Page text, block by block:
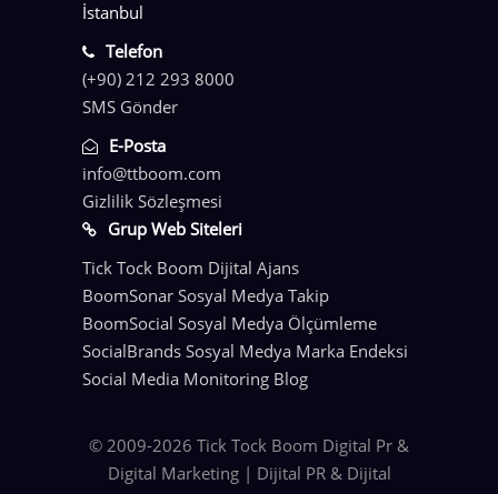
İstanbul
Telefon
(+90) 212 293 8000
SMS Gönder
E-Posta
info@ttboom.com
Gizlilik Sözleşmesi
Grup Web Siteleri
Tick Tock Boom Dijital Ajans
BoomSonar Sosyal Medya Takip
BoomSocial Sosyal Medya Ölçümleme
SocialBrands Sosyal Medya Marka Endeksi
Social Media Monitoring Blog
© 2009-2026 Tick Tock Boom Digital Pr &
Digital Marketing | Dijital PR & Dijital